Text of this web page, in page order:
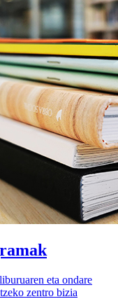
eta ondare
zentro bizia